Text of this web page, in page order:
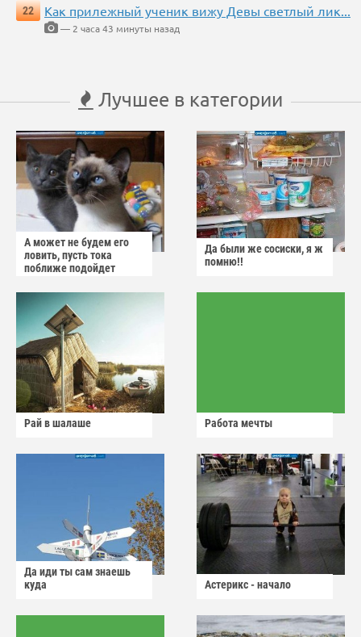
22
Как прилежный ученик вижу Девы светлый лик...
— 2 часа 43 минуты назад
Лучшее в категории
А может не будем его
ловить, пусть тока
поближе подойдет
Да были же сосиски, я ж
помню!!
Рай в шалаше Работа мечты
Да иди ты сам знаешь
куда
Астерикс - начало